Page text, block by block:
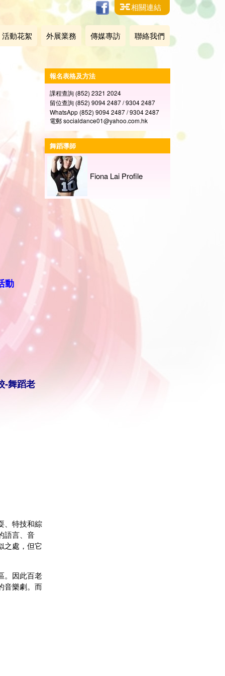
相關連結
活動花絮 外展業務 傳媒專訪 聯絡我們
動
-舞蹈老
、特技和綜
語言、音
之處，但它
。因此百老
音樂劇。而
報名表格及方法
課程查詢 (852) 2321 2024
留位查詢 (852) 9094 2487 / 9304 2487
WhatsApp (852) 9094 2487 / 9304 2487
電郵 socialdance01@yahoo.com.hk
舞蹈導師
Fiona Lai Profile